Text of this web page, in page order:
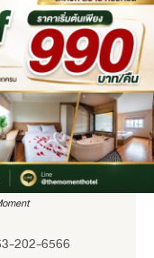
202-6566